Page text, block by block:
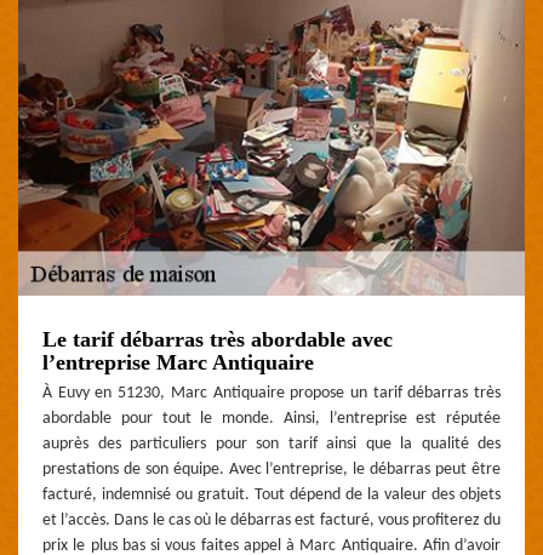
Le tarif débarras très abordable avec
l’entreprise Marc Antiquaire
À Euvy en 51230, Marc Antiquaire propose un tarif débarras très
abordable pour tout le monde. Ainsi, l’entreprise est réputée
auprès des particuliers pour son tarif ainsi que la qualité des
prestations de son équipe. Avec l’entreprise, le débarras peut être
facturé, indemnisé ou gratuit. Tout dépend de la valeur des objets
et l’accès. Dans le cas où le débarras est facturé, vous profiterez du
prix le plus bas si vous faites appel à Marc Antiquaire. Afin d’avoir